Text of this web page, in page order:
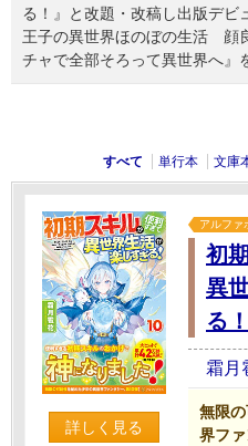
る！』と改題・改稿し出版デ
王子の異世界ほのぼの生活 顔
チャで全部そろって異世界へ』
すべて 単行本 文庫
詳しく見る
アルファ
初
異
る
霜月
無限
界フ